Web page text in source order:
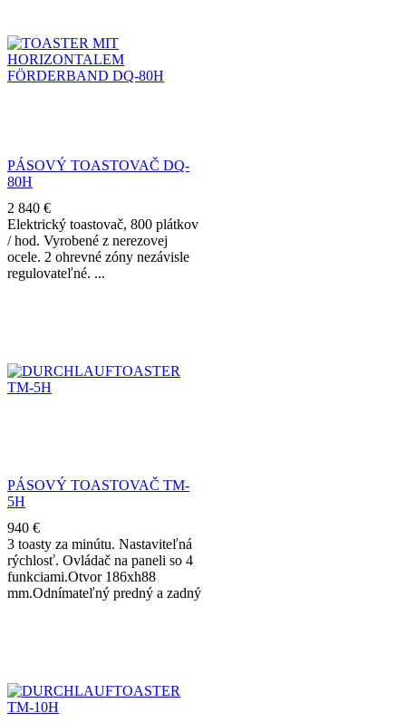
PÁSOVÝ TOASTOVAČ DQ-
80H
2 840 €
Elektrický toastovač, 800 plátkov
/ hod. Vyrobené z nerezovej
ocele. 2 ohrevné zóny nezávisle
regulovateľné.
PÁSOVÝ TOASTOVAČ TM-
5H
940 €
3 toasty za minútu. Nastaviteľná
rýchlosť. Ovládač na paneli so 4
funkciami.Otvor 186xh88
mm.Odnímateľný predný a zadný